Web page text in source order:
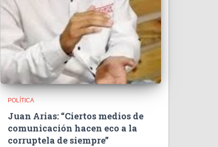
POLÍTICA
Juan Arias: “Ciertos medios de
comunicación hacen eco a la
corruptela de siempre”